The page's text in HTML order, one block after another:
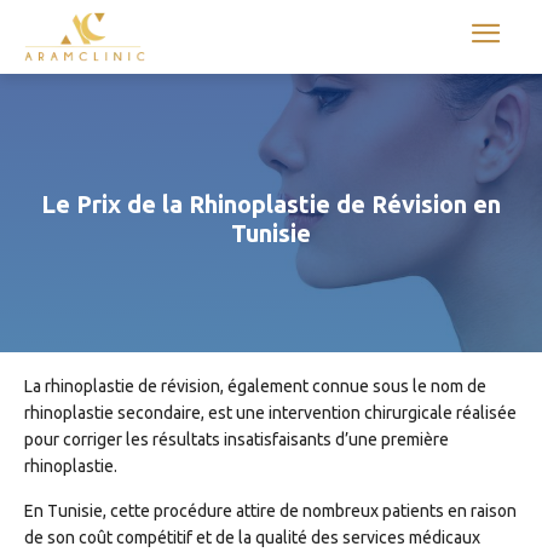
Aram international
Le Prix de la Rhinoplastie de Révision en
Tunisie
La rhinoplastie de révision, également connue sous le nom de
rhinoplastie secondaire, est une intervention chirurgicale réalisée
pour corriger les résultats insatisfaisants d’une première
rhinoplastie.
En Tunisie, cette procédure attire de nombreux patients en raison
de son coût compétitif et de la qualité des services médicaux